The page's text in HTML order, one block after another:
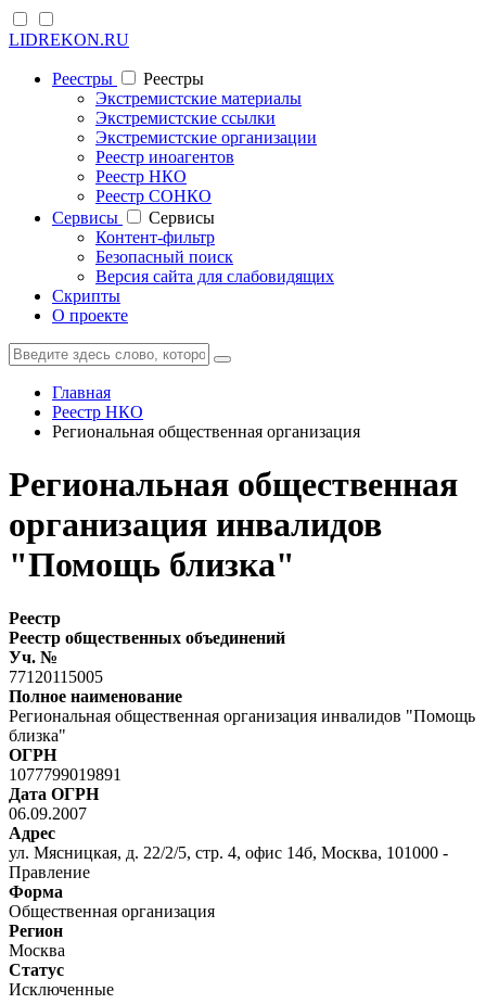
LIDREKON.RU
Реестры
Реестры
Экстремистские материалы
Экстремистские ссылки
Экстремистские организации
Реестр иноагентов
Реестр НКО
Реестр СОНКО
Cервисы
Cервисы
Контент-фильтр
Безопасный поиск
Версия сайта для слабовидящих
Скрипты
О проекте
Главная
Реестр НКО
Региональная общественная организация
Региональная общественная
организация инвалидов
"Помощь близка"
Реестр
Реестр общественных объединений
Уч. №
77120115005
Полное наименование
Региональная общественная организация инвалидов "Помощь
близка"
ОГРН
1077799019891
Дата ОГРН
06.09.2007
Адрес
ул. Мясницкая, д. 22/2/5, стр. 4, офис 14б, Москва, 101000 -
Правление
Форма
Общественная организация
Регион
Москва
Статус
Исключенные